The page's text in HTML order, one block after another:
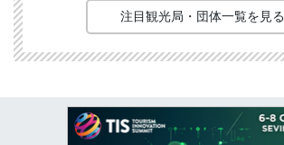
注目観光局・団体一覧を見る